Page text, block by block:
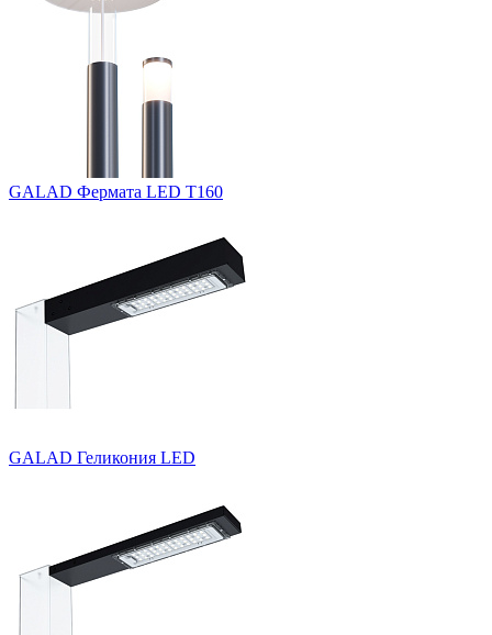
GALAD Фермата LED Т160
GALAD Геликония LED